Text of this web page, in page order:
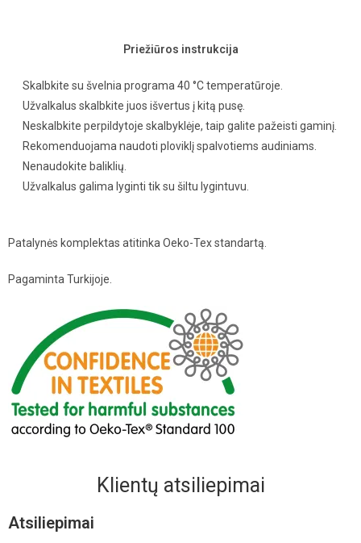
Priežiūros instrukcija
Skalbkite su švelnia programa 40 °C temperatūroje.
Užvalkalus skalbkite juos išvertus į kitą pusę.
Neskalbkite perpildytoje skalbyklėje, taip galite pažeisti gaminį.
Rekomenduojama naudoti ploviklį spalvotiems audiniams.
Nenaudokite baliklių.
Užvalkalus galima lyginti tik su šiltu lygintuvu.
Patalynės komplektas atitinka Oeko-Tex standartą.
Pagaminta Turkijoje.
Klientų atsiliepimai
Atsiliepimai